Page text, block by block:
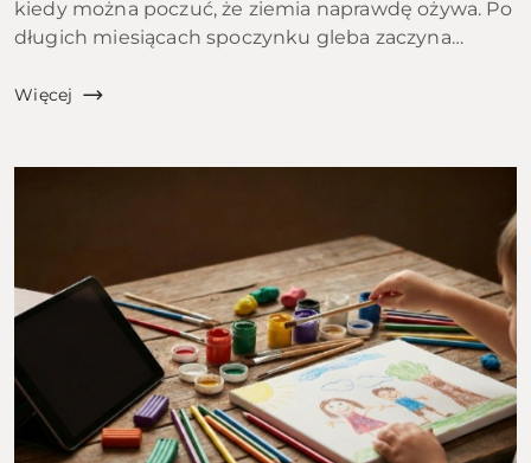
kiedy można poczuć, że ziemia naprawdę ożywa. Po
długich miesiącach spoczynku gleba zaczyna
zimowego odrętwienia, a lista rzeczy do zrobienia
Więcej